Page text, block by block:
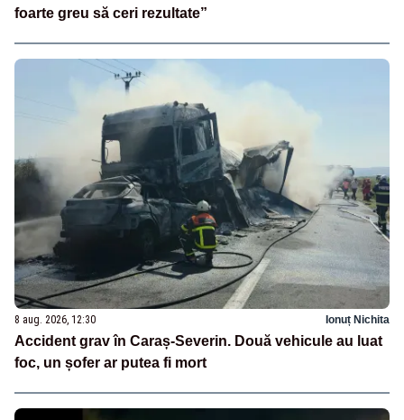
foarte greu să ceri rezultate”
8 aug. 2026, 12:30 Ionuț Nichita
Accident grav în Caraș-Severin. Două vehicule au luat
foc, un șofer ar putea fi mort